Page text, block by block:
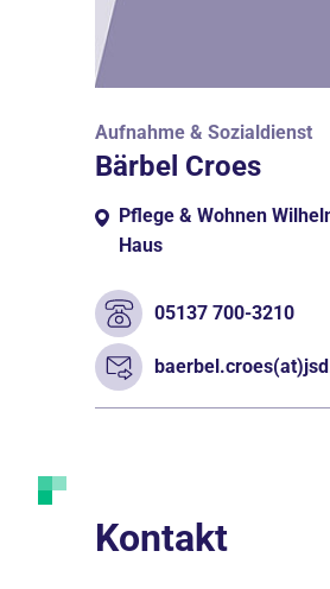
Aufnahme & Sozialdienst
Bärbel Croes
Pflege & Wohnen
Haus
05137 700-3210
Kontakt